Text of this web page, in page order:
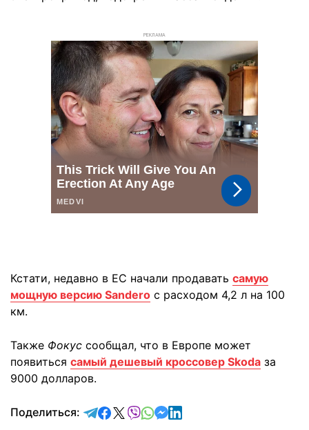
РЕКЛАМА
Кстати, недавно в ЕС начали продавать самую
мощную версию Sandero с расходом 4,2 л на 100
км.
Также Фокус сообщал, что в Европе может
появиться самый дешевый кроссовер Skoda за
9000 долларов.
Поделиться: отправить в Telegram
поделиться в Facebook
поделиться в X
отправить в Viber
отправить в Whatsapp
отправить в Messenger
отправить в LinkedIn